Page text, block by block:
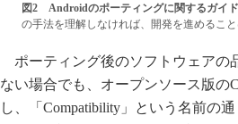
図2 Androidのポーティングに関するガイド
の手法を理解しなければ、開発を進めること
ポーティング後のソフトウェアの
ない場合でも、オープンソース版の
し、「Compatibility」という名前の